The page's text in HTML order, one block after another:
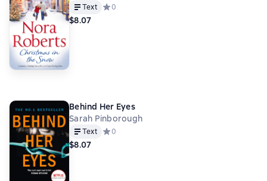
Text Средний рейтинг 0 на основе 0 оценок
0
$8.07
Behind Her Eyes
Sarah Pinborough
Text Средний рейтинг 0 на основе 0 оценок
0
$8.07